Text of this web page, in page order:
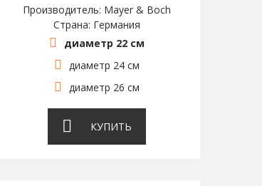
Производитель: Mayer & Boch
Страна: Германия
диаметр 22 см
диаметр 24 см
диаметр 26 см
КУПИТЬ